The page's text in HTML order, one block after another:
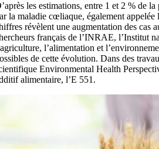
les estimations, entre 1 et 2 % de
la maladie cœliaque, également appelée
révèlentune augmentation des cas
français de l’INRAE, l’Institut
l’alimentation et
de cette évolution. Dans des
Environmental Health
alimentaire, l’E 551.